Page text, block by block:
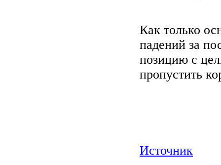
Как только
падений за
позицию с
пропустить
Источник